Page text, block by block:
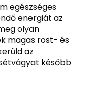
egészséges
energiát az
olyan
magas rost- és
az
később